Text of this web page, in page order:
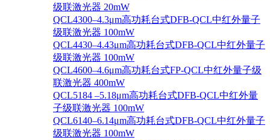
级联激光器 20mW
QCL4300–4.3μm高功耗台式DFB-QCL中红外量子
级联激光器 100mW
QCL4430–4.43μm高功耗台式DFB-QCL中红外量子
级联激光器 100mW
QCL4600–4.6μm高功耗台式FP-QCL中红外量子级
联激光器 400mW
QCL5184 –5.18μm高功耗台式DFB-QCL中红外量
子级联激光器 100mW
QCL6140–6.14μm高功耗台式DFB-QCL中红外量子
级联激光器 100mW